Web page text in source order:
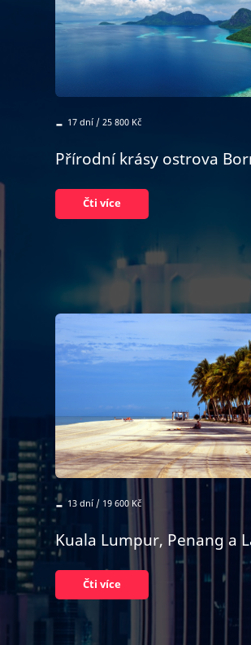
- 17 dní / 25 800 Kč
Přírodní krásy ostrova
Čti více
- 13 dní / 19 600 Kč
Kuala Lumpur, Penang a
Čti více